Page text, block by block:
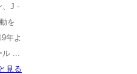
、J -
を
年よ
ル ...
見る